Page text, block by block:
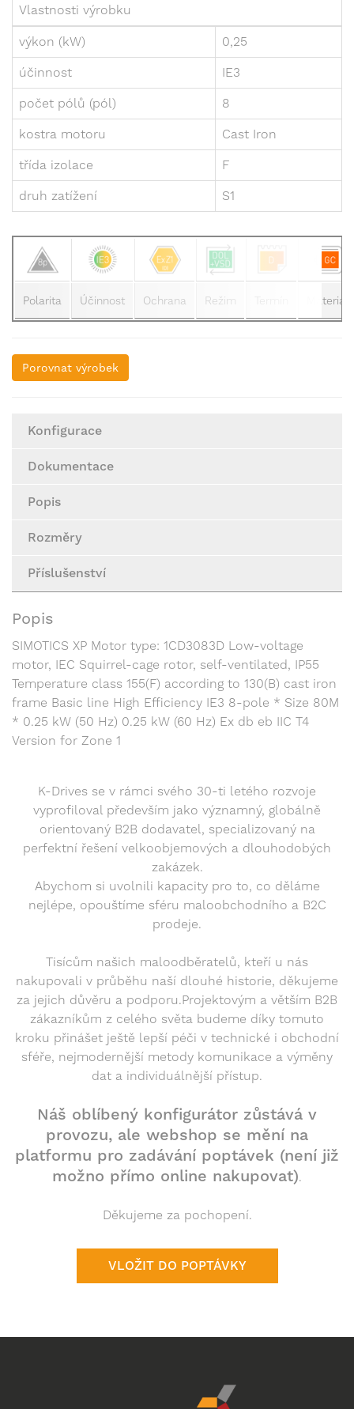
Vlastnosti výrobku
výkon (kW) 0,25
účinnost IE3
počet pólů (pól) 8
kostra motoru Cast Iron
třída izolace F
druh zatížení S1
Polarita Účinnost Ochrana Režim Materiál
Porovnat výrobek
Konfigurace
Dokumentace
Popis
Rozměry
Příslušenství
Popis
SIMOTICS XP Motor type: 1CD3083D Low-voltage
motor, IEC Squirrel-cage rotor, self-ventilated, IP55
Temperature class 155(F) according to 130(B) cast iron
frame Basic line High Efficiency IE3 8-pole * Size 80M
* 0.25 kW (50 Hz) 0.25 kW (60 Hz) Ex db eb IIC T4
Version for Zone 1
K-Drives se v rámci svého 30-ti letého rozvoje
vyprofiloval především jako významný, globálně
orientovaný B2B dodavatel, specializovaný na
perfektní řešení velkoobjemových a dlouhodobých
zakázek.
Abychom si uvolnili kapacity pro to, co děláme
nejlépe, opouštíme sféru maloobchodního a B2C
prodeje.
Tisícům našich maloodběratelů, kteří u nás
nakupovali v průběhu naší dlouhé historie, děkujeme
za jejich důvěru a podporu.Projektovým a větším B2B
zákazníkům z celého světa budeme díky tomuto
kroku přinášet ještě lepší péči v technické i obchodní
sféře, nejmodernější metody komunikace a výměny
dat a individuálnější přístup.
Náš oblíbený konfigurátor zůstává v
provozu, ale webshop se mění na
platformu pro zadávání poptávek (není již
možno přímo online nakupovat).
Děkujeme za pochopení.
VLOŽIT DO POPTÁVKY